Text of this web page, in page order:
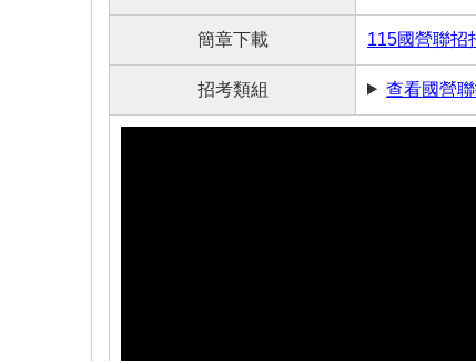
簡章下載 115國營聯招
招考類組 查看國營